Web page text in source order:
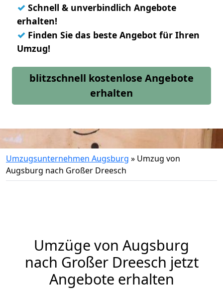
✓ Schnell & unverbindlich Angebote
erhalten!
✓ Finden Sie das beste Angebot für Ihren
Umzug!
blitzschnell kostenlose Angebote
erhalten
Umzugsunternehmen Augsburg » Umzug von
Augsburg nach Großer Dreesch
Umzüge von Augsburg
nach Großer Dreesch jetzt
Angebote erhalten